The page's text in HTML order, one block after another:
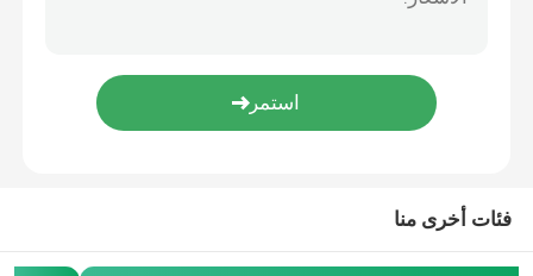
فيلم اليوريثان الحراري البلاستيكي
فئات أخرى منا